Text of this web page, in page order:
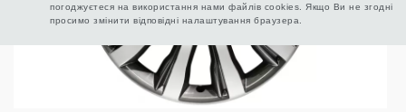
погоджуєтеся на використання нами файлів cookies. Якщо Ви не згодні
просимо змінити відповідні налаштування браузера.